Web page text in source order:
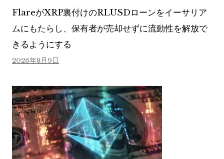
FlareがXRP裏付けのRLUSDローンをイーサリア
ムにもたらし、保有者が売却せずに流動性を解放で
きるようにする
2026年8月9日